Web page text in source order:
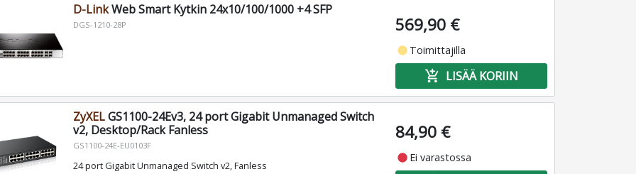
D-LinkWeb Smart Kytkin 24x10/100/1000 +4 SFP
DGS-1210-28P 569,90 €
fiber_manual_record Toimittajilla
add_shopping_cart LISÄÄ KORIIN
ZyXELGS1100-24Ev3, 24 port Gigabit Unmanaged Switch
v2, Desktop/Rack Fanless
GS1100-24E-EU0103F
24 port Gigabit Unmanaged Switch v2, Fanless
84,90 €
fiber_manual_record Ei varastossa